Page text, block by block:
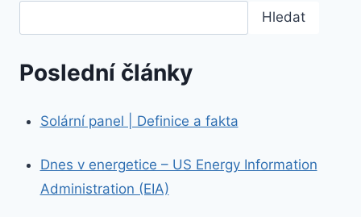
Hledat
Poslední články
Solární panel | Definice a fakta
Dnes v energetice – US Energy Information
Administration (EIA)